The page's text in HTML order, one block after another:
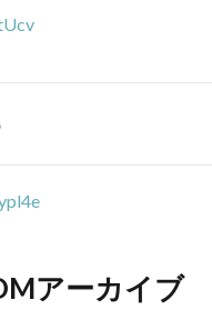
アーカイブ